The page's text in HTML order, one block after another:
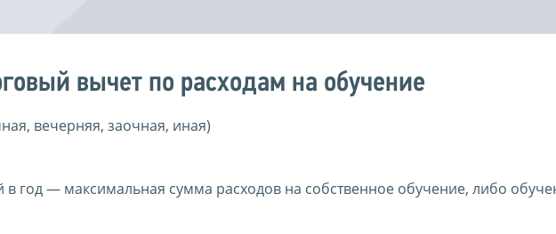
вычет по расходам на обучение
вечерняя, заочная, иная)
в год — максимальная сумма расходов на собственное обучение, либо